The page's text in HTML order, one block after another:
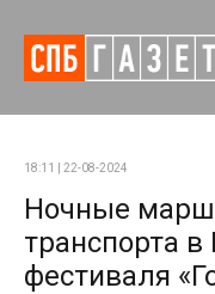
18:11 | 22-08-2024
Ночные
транспорта
фестиваля